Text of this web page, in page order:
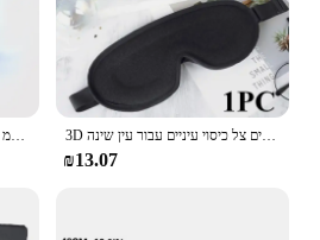
3D שינה מסכת זיכרון קצף לחסום את אור שינה מסכת עיניים צל כיסוי עיניים עבור עין שינה Masker שינה סיוע פנים מסכת רטייה
₪13.07